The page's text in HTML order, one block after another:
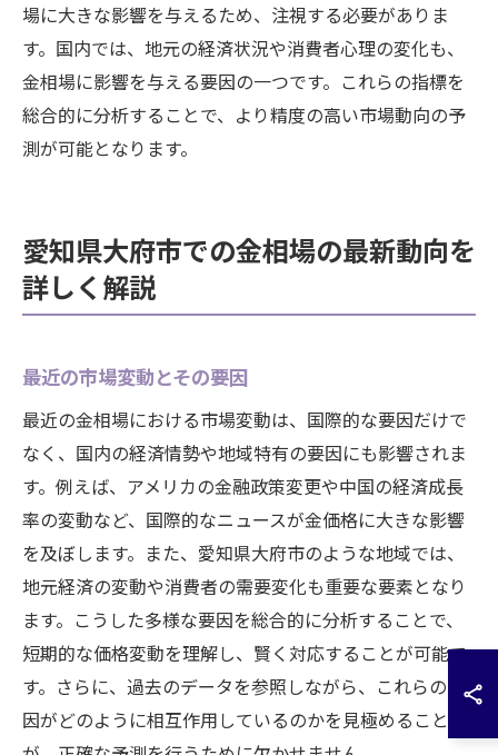
場に大きな影響を与えるため、注視する必要がありま
す。国内では、地元の経済状況や消費者心理の変化も、
金相場に影響を与える要因の一つです。これらの指標を
総合的に分析することで、より精度の高い市場動向の予
測が可能となります。
愛知県大府市での金相場の最新動向を
詳しく解説
最近の市場変動とその要因
最近の金相場における市場変動は、国際的な要因だけで
なく、国内の経済情勢や地域特有の要因にも影響されま
す。例えば、アメリカの金融政策変更や中国の経済成長
率の変動など、国際的なニュースが金価格に大きな影響
を及ぼします。また、愛知県大府市のような地域では、
地元経済の変動や消費者の需要変化も重要な要素となり
ます。こうした多様な要因を総合的に分析することで、
短期的な価格変動を理解し、賢く対応することが可能で
す。さらに、過去のデータを参照しながら、これらの要
因がどのように相互作用しているのかを見極めること